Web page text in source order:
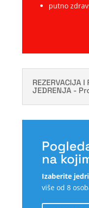
putno
REZERVACIJA I
JEDRENJA -
na
Izaberite
više od 8